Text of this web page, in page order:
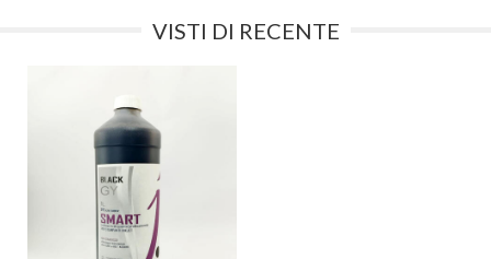
VISTI DI RECENTE